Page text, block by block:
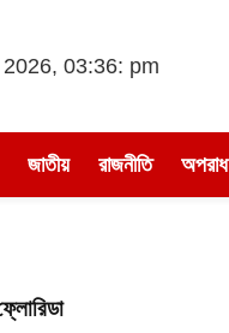
03:36: pm
জাতীয় রাজনীতি অপরাধ